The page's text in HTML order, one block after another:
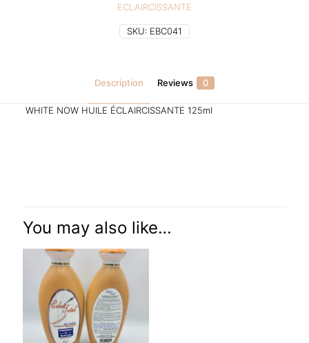
SKU: EBC041
ECLAIRCISSANTE
Description Reviews 0
WHITE NOW HUILE ÉCLAIRCISSANTE 125ml
NOW Super Rapide TRIPLE
ACTION.125ml.”
Your email address will not be published.
marked
Your rating*
You may also like…